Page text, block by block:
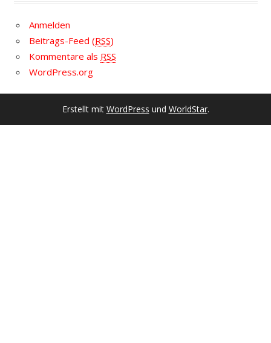
Anmelden
Beitrags-Feed (RSS)
Kommentare als RSS
WordPress.org
Erstellt mit WordPress und WorldStar.